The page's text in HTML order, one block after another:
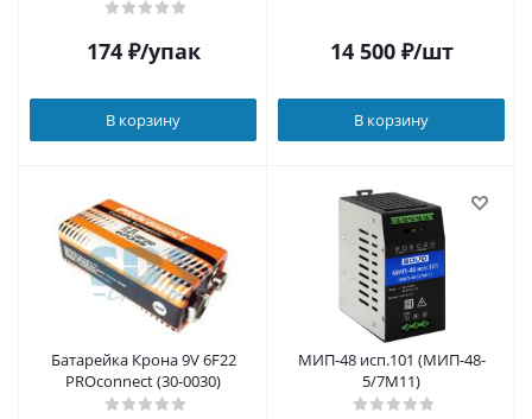
174₽/упак
В корзину
14 500₽/шт
В корзину
Батарейка Крона 9V 6F22
PROconnect (30-0030)
МИП-48 исп.101 (МИП-48-
5/7М11)